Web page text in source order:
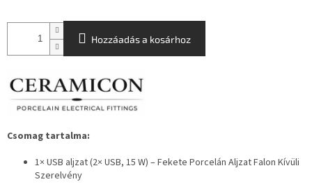
Hozzáadás a kosárhoz
Csomag tartalma:
1× USB aljzat (2× USB, 15 W) – Fekete Porcelán Aljzat Falon Kívüli
Szerelvény